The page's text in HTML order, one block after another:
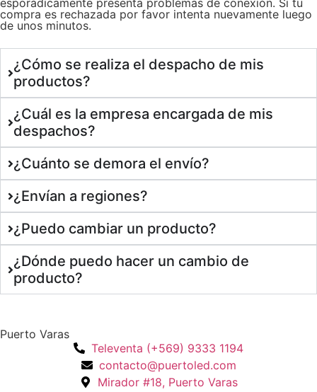
esporádicamente presenta problemas de conexión. Si tu
compra es rechazada por favor intenta nuevamente luego
de unos minutos.
¿Cómo se realiza el despacho de mis
productos?
¿Cuál es la empresa encargada de mis
despachos?
¿Cuánto se demora el envío?
¿Envían a regiones?
¿Puedo cambiar un producto?
¿Dónde puedo hacer un cambio de
producto?
Puerto Varas
Televenta (+569) 9333 1194
contacto@puertoled.com
Mirador #18, Puerto Varas